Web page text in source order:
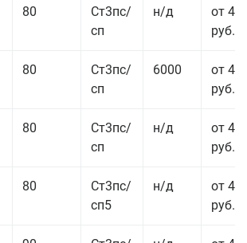
80
Ст3пс/
сп
н/д
от 43
руб.
80
Ст3пс/
сп
6000
от 42
руб.
80
Ст3пс/
сп
н/д
от 41
руб.
80
Ст3пс/
сп5
н/д
от 41
руб.